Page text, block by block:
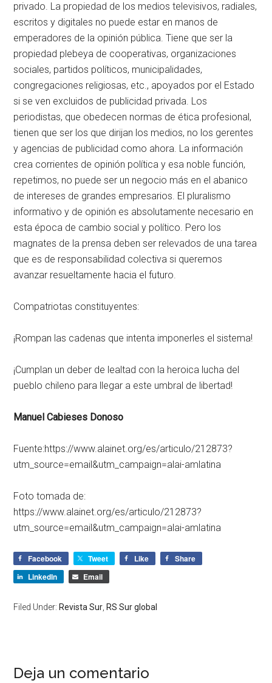
privado. La propiedad de los medios televisivos, radiales,
escritos y digitales no puede estar en manos de
emperadores de la opinión pública. Tiene que ser la
propiedad plebeya de cooperativas, organizaciones
sociales, partidos políticos, municipalidades,
congregaciones religiosas, etc., apoyados por el Estado
si se ven excluidos de publicidad privada. Los
periodistas, que obedecen normas de ética profesional,
tienen que ser los que dirijan los medios, no los gerentes
y agencias de publicidad como ahora. La información
crea corrientes de opinión política y esa noble función,
repetimos, no puede ser un negocio más en el abanico
de intereses de grandes empresarios. El pluralismo
informativo y de opinión es absolutamente necesario en
esta época de cambio social y político. Pero los
magnates de la prensa deben ser relevados de una tarea
que es de responsabilidad colectiva si queremos
avanzar resueltamente hacia el futuro.
Compatriotas constituyentes:
¡Rompan las cadenas que intenta imponerles el sistema!
¡Cumplan un deber de lealtad con la heroica lucha del
pueblo chileno para llegar a este umbral de libertad!
Manuel Cabieses Donoso
Fuente:https://www.alainet.org/es/articulo/212873?
utm_source=email&utm_campaign=alai-amlatina
Foto tomada de:
https://www.alainet.org/es/articulo/212873?
utm_source=email&utm_campaign=alai-amlatina
Facebook Tweet Like
Share
LinkedIn
Email
Filed Under: Revista Sur, RS Sur global
Deja un comentario